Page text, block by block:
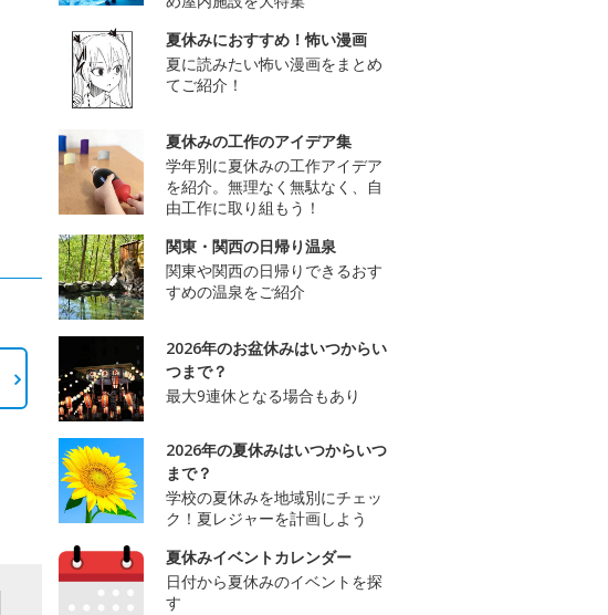
夏休みにおすすめ！怖い漫画
夏に読みたい怖い漫画をまとめ
てご紹介！
夏休みの工作のアイデア集
学年別に夏休みの工作アイデア
を紹介。無理なく無駄なく、自
由工作に取り組もう！
関東・関西の日帰り温泉
関東や関西の日帰りできるおす
すめの温泉をご紹介
2026年のお盆休みはいつからい
つまで？
最大9連休となる場合もあり
2026年の夏休みはいつからいつ
まで？
学校の夏休みを地域別にチェッ
ク！夏レジャーを計画しよう
夏休みイベントカレンダー
日付から夏休みのイベントを探
す